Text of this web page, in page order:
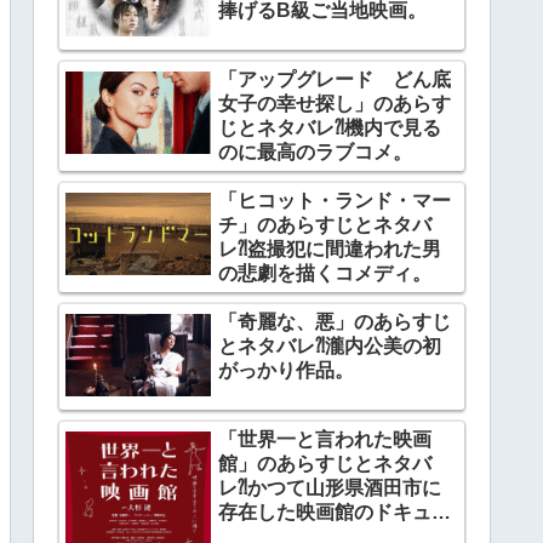
捧げるB級ご当地映画。
「アップグレード どん底
女子の幸せ探し」のあらす
じとネタバレ⁈機内で見る
のに最高のラブコメ。
「ヒコット・ランド・マー
チ」のあらすじとネタバ
レ⁈盗撮犯に間違われた男
の悲劇を描くコメディ。
「奇麗な、悪」のあらすじ
とネタバレ⁈瀧内公美の初
がっかり作品。
「世界一と言われた映画
館」のあらすじとネタバ
レ⁈かつて山形県酒田市に
存在した映画館のドキュメ